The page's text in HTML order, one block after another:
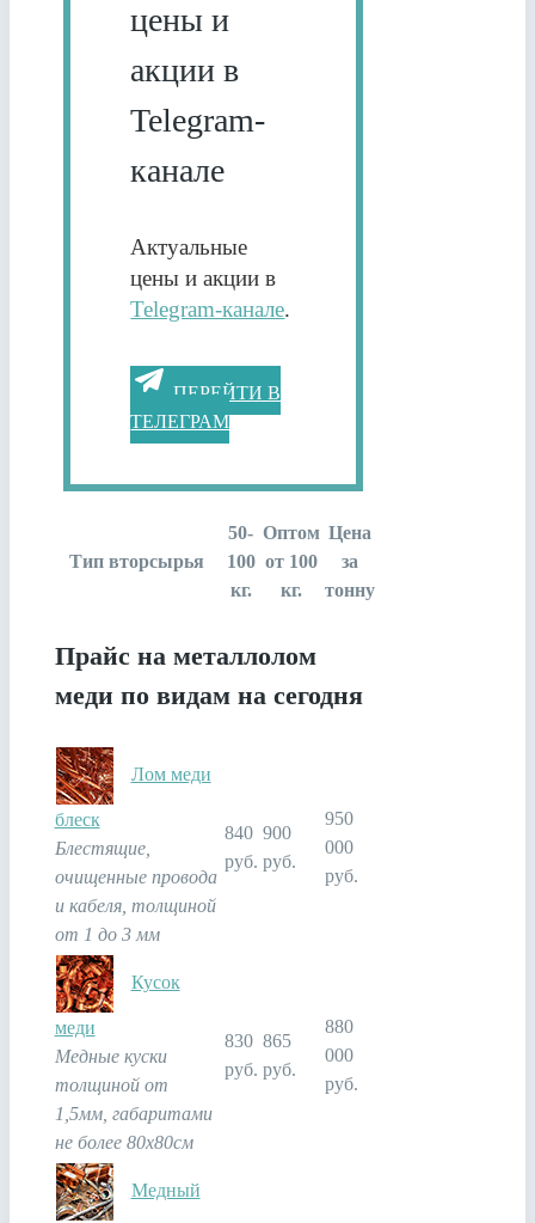
цены и
акции в
Telegram-
канале
Актуальные
цены и акции в
Telegram-канале.
ПЕРЕЙТИ В
ТЕЛЕГРАМ
Тип вторсырья
50-
100
кг.
Оптом
от 100
кг.
Цена
за
тонну
Прайс на металлолом
меди по видам на сегодня
Лом меди
блеск
Блестящие,
очищенные провода
и кабеля, толщиной
от 1 до 3 мм
840
руб.
900
руб.
950
000
руб.
Кусок
меди
Медные куски
толщиной от
1,5мм, габаритами
не более 80х80см
830
руб.
865
руб.
880
000
руб.
Медный